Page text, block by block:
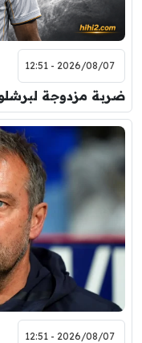
2026/08/07 - 12:51
ضربة مزدوجة
2026/08/07 - 12:51